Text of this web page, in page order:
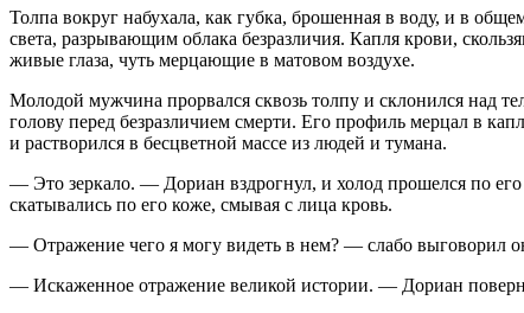
Толпа вокруг набухала, как губка, брошенная в воду, и в
света, разрывающим облака безразличия. Капля крови,
живые глаза, чуть мерцающие в матовом воздухе.
Молодой мужчина прорвался сквозь толпу и склонился над
голову перед безразличием смерти. Его профиль мерцал в
и растворился в бесцветной массе из людей и тумана.
— Это зеркало. — Дориан вздрогнул, и холод прошелся по
скатывались по его коже, смывая с лица кровь.
— Отражение чего я могу видеть в нем? — слабо выговорил
— Искаженное отражение великой истории. — Дориан